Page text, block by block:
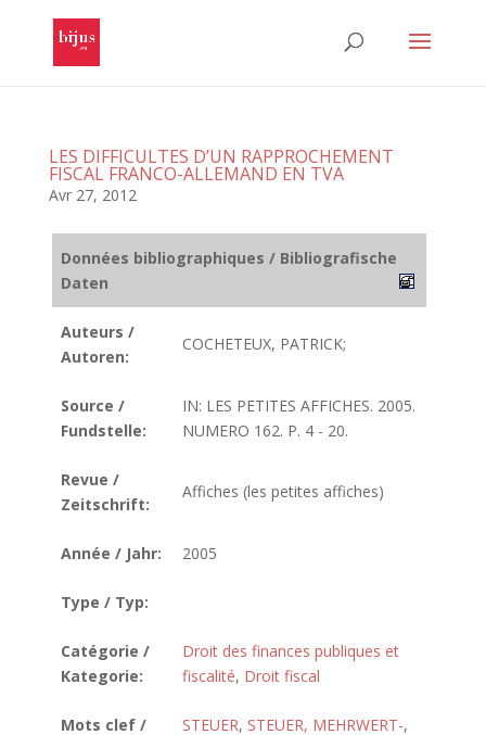
LES DIFFICULTES D’UN RAPPROCHEMENT
FISCAL FRANCO-ALLEMAND EN TVA
Avr 27, 2012
Données bibliographiques / Bibliografische
Daten
Auteurs /
Autoren:
COCHETEUX, PATRICK;
Source /
Fundstelle:
IN: LES PETITES AFFICHES. 2005.
NUMERO 162. P. 4 - 20.
Revue /
Zeitschrift:
Affiches (les petites affiches)
Année / Jahr: 2005
Type / Typ:
Catégorie /
Kategorie:
Droit des finances publiques et
fiscalité, Droit fiscal
Mots clef /
STEUER, STEUER, MEHRWERT-,